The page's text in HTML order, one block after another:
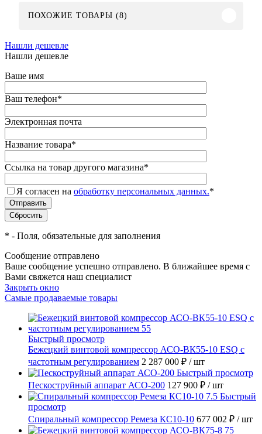
ПОХОЖИЕ ТОВАРЫ (8)
Нашли дешевле
Нашли дешевле
Ваше имя
Ваш телефон*
Электронная почта
Название товара*
Ссылка на товар другого магазина*
Я согласен на обработку персональных данных.*
* - Поля, обязательные для заполнения
Сообщение отправлено
Ваше сообщение успешно отправлено. В ближайшее время с
Вами свяжется наш специалист
Закрыть окно
Самые продаваемые товары
Быстрый просмотр
Бежецкий винтовой компрессор АСО-ВК55-10 ESQ с
частотным регулированием 2 287 000 ₽ / шт
Быстрый просмотр
Пескоструйный аппарат АСО-200 127 900 ₽ / шт
Быстрый
просмотр
Спиральный компрессор Ремеза КС10-10 677 002 ₽ / шт